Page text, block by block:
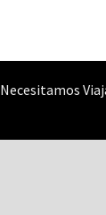
Necesitamos